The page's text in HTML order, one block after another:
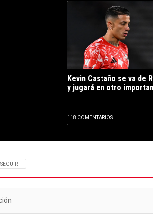
Un artículo de tendencia
Kevin Castaño se va de
y jugará en otro
118 COMENTARIOS
SIGA ESTA CONVERSACIÓN PARA RECIBIR NOTIFICACIONES
SEGUIR